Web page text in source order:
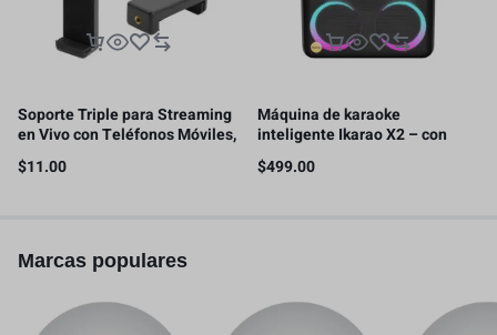
Soporte Triple para Streaming
en Vivo con Teléfonos Móviles,
con 2 clips para teléfono
$11.00
Máquina de karaoke
inteligente Ikarao X2 – con
pantalla de letras, tableta de
karaoke de 32GB, 2 micrófonos
$499.00
Marcas populares